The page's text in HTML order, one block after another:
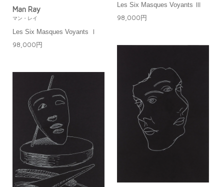
Les Six Masques Voyants Ⅲ
98,000円
Man Ray
マン・レイ
Les Six Masques Voyants Ⅰ
98,000円